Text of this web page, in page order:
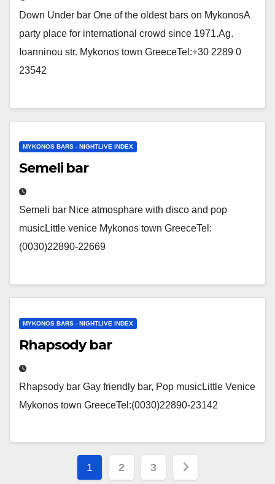
Down Under bar One of the oldest bars on MykonosA
party place for international crowd since 1971.Ag.
Ioanninou str. Mykonos town GreeceTel:+30 2289 0
23542
MYKONOS BARS - NIGHTLIVE INDEX
Semeli bar
Semeli bar Nice atmosphare with disco and pop
musicLittle venice Mykonos town GreeceTel:
(0030)22890-22669
MYKONOS BARS - NIGHTLIVE INDEX
Rhapsody bar
Rhapsody bar Gay friendly bar, Pop musicLittle Venice
Mykonos town GreeceTel:(0030)22890-23142
Σελιδοποίηση
1 2 3